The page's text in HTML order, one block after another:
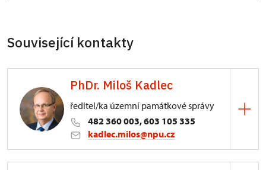
Související kontakty
PhDr. Miloš Kadlec
ředitel/ka územní památkové správy
482 360 003, 603 105 335
kadlec.milos@npu.cz